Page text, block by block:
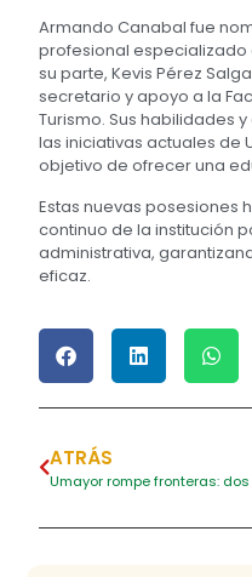
Armando Canabal fue
profesional especializado
su parte, Kevis Pérez
secretario y apoyo a la
Turismo. Sus habilidades
las iniciativas actuales de
objetivo de ofrecer una
Estas nuevas posesiones
continuo de la institución
administrativa,
eficaz.
ATRÁS